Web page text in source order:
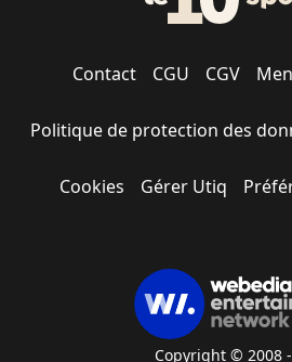
Contact CGU CGV
Politique de protection des
Cookies Gérer Utiq
Copyright © 2008